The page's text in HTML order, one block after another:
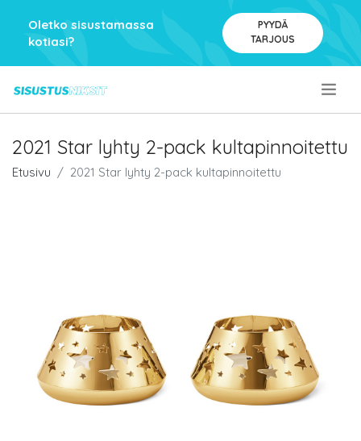
Oletko sisustamassa
kotiasi?
PYYDÄ
TARJOUS
2021 Star lyhty 2-pack kultapinnoitettu
Etusivu 2021 Star lyhty 2-pack kultapinnoitettu